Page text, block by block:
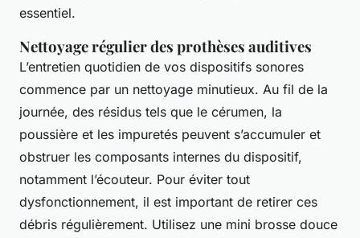
essentiel.
Nettoyage régulier des prothèses auditives
L’entretien quotidien de vos dispositifs sonores
commence par un nettoyage minutieux. Au fil de la
journée, des résidus tels que le cérumen, la
poussière et les impuretés peuvent s’accumuler et
obstruer les composants internes du dispositif,
notamment l’écouteur. Pour éviter tout
dysfonctionnement, il est important de retirer ces
débris régulièrement. Utilisez une mini brosse douce